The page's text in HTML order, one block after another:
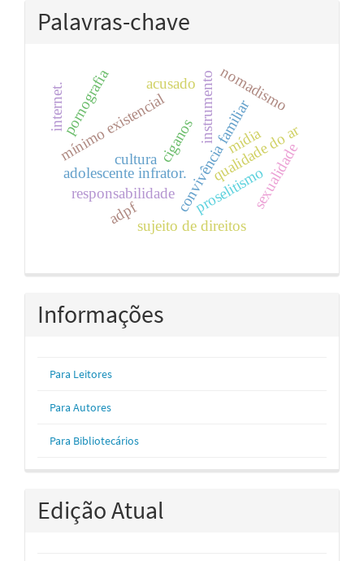
Palavras-chave
convivência familiar
adolescente infrator.
sujeito de direitos
mínimo existencial qualidade do ar
instrumento
acusado
mídia
sexualidade
pornografia
proselitismo
responsabilidade
nomadismo
ciganos
adpf
cultura
internet.
Informações
Para Leitores
Para Autores
Para Bibliotecários
Edição Atual